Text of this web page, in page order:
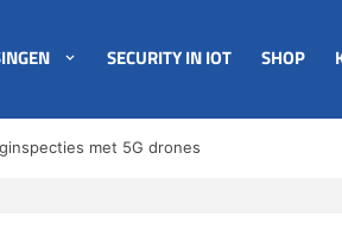
SECURITY IN IOT SHOP
met 5G drones